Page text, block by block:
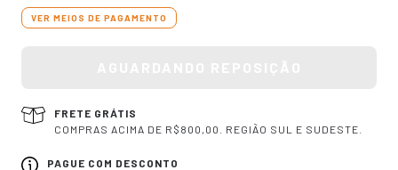
VER MEIOS DE PAGAMENTO
FRETE GRÁTIS
COMPRAS ACIMA DE R$800,00. REGIÃO SUL E SUDESTE.
PAGUE COM DESCONTO